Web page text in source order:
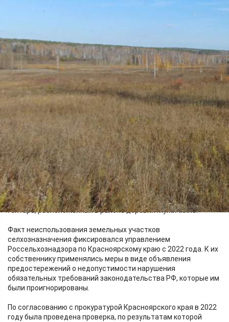
Бизнес
13.05.2026 14:35
Фото:
Управление Россельхознадзора по Красноярскому краю
Емельяновский районный суд принял решение об изъятии у
собственника - физического лица - 8 земельных участков
сельскохозяйственного назначения общей площадью 86,9
гектара, расположенных в районе деревни Мужичкино.
Факт неиспользования земельных участков
селхозназначения фиксировался управлением
Россельхознадзора по Красноярскому краю с 2022 года. К их
собственнику применялись меры в виде объявления
предостережений о недопустимости нарушения
обязательных требований законодательства РФ, которые им
были проигнорированы.
По согласованию с прокуратурой Красноярского края в 2022
году была проведена проверка, по результатам которой